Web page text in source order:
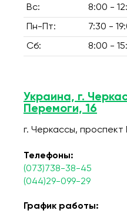
Вс:
8:00 -
Пн-Пт: 7:30 -
Сб: 8:00 -
Украина, г.
Перемоги, 16
г. Черкассы, проспект
Телефоны:
(073)738-38-45
(044)29-099-29
График работы: